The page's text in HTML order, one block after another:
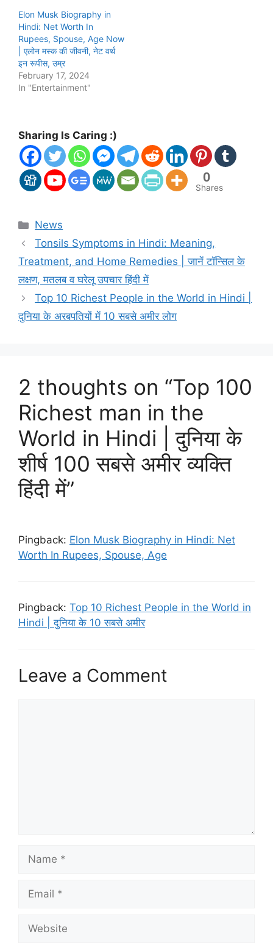
Elon Musk Biography in
Hindi: Net Worth In
Rupees, Spouse, Age Now
| एलोन मस्क की जीवनी, नेट वर्थ
इन रूपीस, उम्र
February 17, 2024
In "Entertainment"
Sharing Is Caring :)
0
Shares
Categories
News
Tonsils Symptoms in Hindi: Meaning,
Treatment, and Home Remedies | जानें टॉन्सिल के
लक्षण, मतलब व घरेलू उपचार हिंदी में
Top 10 Richest People in the World in Hindi |
दुनिया के अरबपतियों में 10 सबसे अमीर लोग
2 thoughts on “Top 100
Richest man in the
World in Hindi | दुनिया के
शीर्ष 100 सबसे अमीर व्यक्ति
हिंदी में”
Pingback: Elon Musk Biography in Hindi: Net
Worth In Rupees, Spouse, Age
Pingback: Top 10 Richest People in the World in
Hindi | दुनिया के 10 सबसे अमीर
Leave a Comment